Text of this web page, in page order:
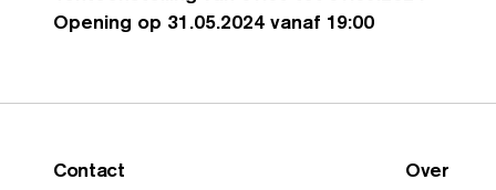
Opening op 31.05.2024 vanaf 19:00
Contact Over